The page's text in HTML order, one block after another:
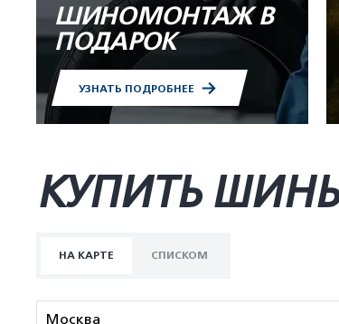
ШИНОМОНТАЖ В
ПОДАРОК
УЗНАТЬ ПОДРОБНЕЕ
КУПИТЬ
НА КАРТЕ СПИСКОМ